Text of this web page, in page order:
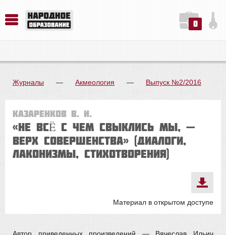
0
Журналы — Акмеология — Выпуск №2/2016
Казаренков В. И.
«НЕ ВСË С ЧЕМ СВЫКЛИСЬ МЫ, —
ВЕРХ СОВЕРШЕНСТВА» (ДИАЛОГИ,
ЛАКОНИЗМЫ, СТИХОТВОРЕНИЯ)
Материал в открытом доступе